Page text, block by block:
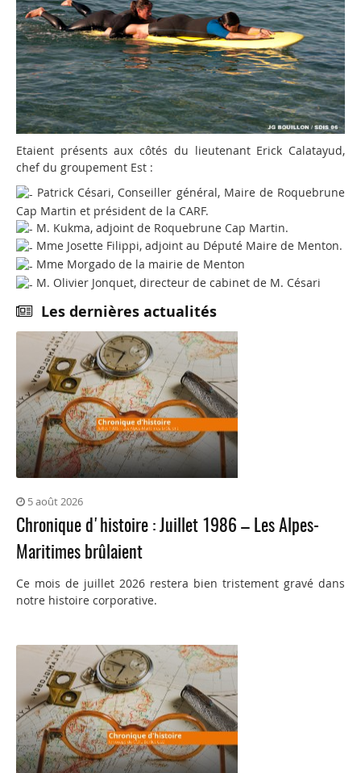
Etaient présents aux côtés du lieutenant Erick Calatayud,
chef du groupement Est :
Patrick Césari, Conseiller général, Maire de Roquebrune
Cap Martin et président de la CARF.
M. Kukma, adjoint de Roquebrune Cap Martin.
Mme Josette Filippi, adjoint au Député Maire de Menton.
Mme Morgado de la mairie de Menton
M. Olivier Jonquet, directeur de cabinet de M. Césari
Les dernières actualités
5 août 2026
Chronique d'histoire : Juillet 1986 – Les Alpes-
Maritimes brûlaient
Ce mois de juillet 2026 restera bien tristement gravé dans
notre histoire corporative.